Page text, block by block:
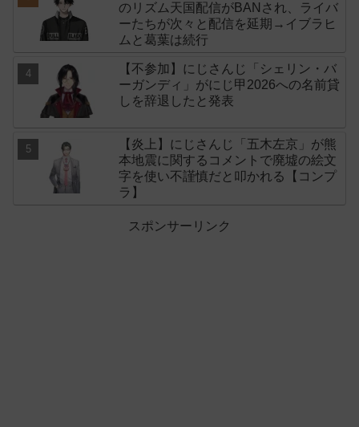
のリズム天国配信がBANされ、ライバ
ーたちが次々と配信を延期→イブラヒ
ムと葛葉は続行
【不参加】にじさんじ「シェリン・バ
ーガンディ」がにじ甲2026への名前貸
しを辞退したと発表
【炎上】にじさんじ「五木左京」が熊
本地震に関するコメントで廃墟の絵文
字を使い不謹慎だと叩かれる【コンプ
ラ】
スポンサーリンク